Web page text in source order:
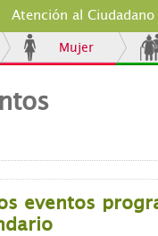
Atención al Ciudadano
Mujer
eventos